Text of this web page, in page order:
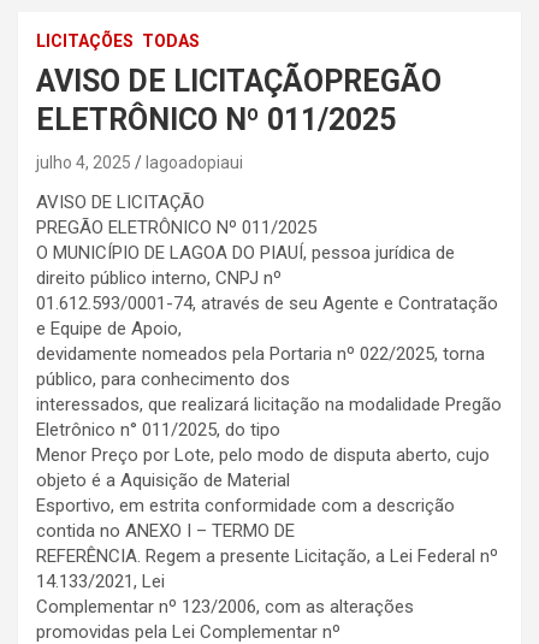
LICITAÇÕES TODAS
AVISO DE LICITAÇÃOPREGÃO
ELETRÔNICO Nº 011/2025
julho 4, 2025 lagoadopiaui
AVISO DE LICITAÇÃO
PREGÃO ELETRÔNICO Nº 011/2025
O MUNICÍPIO DE LAGOA DO PIAUÍ, pessoa jurídica de
direito público interno, CNPJ nº
01.612.593/0001-74, através de seu Agente e Contratação
e Equipe de Apoio,
devidamente nomeados pela Portaria nº 022/2025, torna
público, para conhecimento dos
interessados, que realizará licitação na modalidade Pregão
Eletrônico n° 011/2025, do tipo
Menor Preço por Lote, pelo modo de disputa aberto, cujo
objeto é a Aquisição de Material
Esportivo, em estrita conformidade com a descrição
contida no ANEXO I – TERMO DE
REFERÊNCIA. Regem a presente Licitação, a Lei Federal nº
14.133/2021, Lei
Complementar nº 123/2006, com as alterações
promovidas pela Lei Complementar nº